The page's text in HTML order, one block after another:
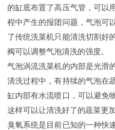
的缸底布置了高压气管，可以
程中产生的报团问题，气泡可
了传统洗菜机只能清洗切割好
阀可以调整气泡清洗的强度。
气泡涡流洗菜机的内部是光滑
清洗过程中，有持续的气泡在
缸内部有水流喷口，可以避免
这样可以让清洗好了的蔬菜更加
臭氧系统是目前已知的一种快